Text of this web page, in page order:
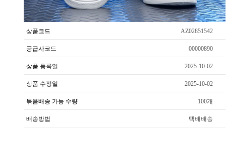
상품코드 AZ02851542
공급사코드 00000890
상품 등록일 2025-10-02
상품 수정일 2025-10-02
묶음배송 가능 수량 100개
배송방법 택배배송